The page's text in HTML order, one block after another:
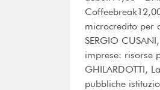
microcredito per
SERGIO
imprese: risorse
GHILARDOTTI,
pubbliche